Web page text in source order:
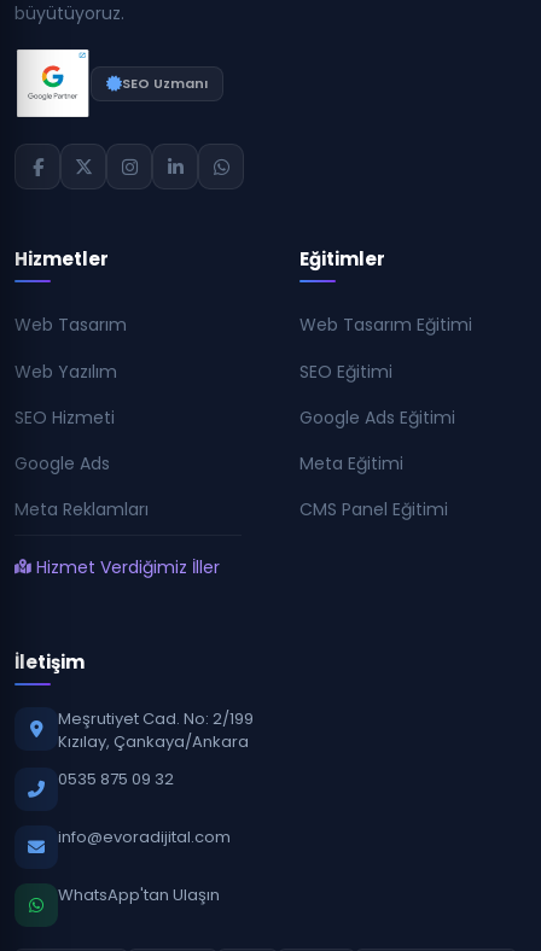
büyütüyoruz.
SEO Uzmanı
Hizmetler
Web Tasarım
Web Yazılım
SEO Hizmeti
Google Ads
Meta Reklamları
Hizmet Verdiğimiz İller
Eğitimler
Web Tasarım Eğitimi
SEO Eğitimi
Google Ads Eğitimi
Meta Eğitimi
CMS Panel Eğitimi
İletişim
Meşrutiyet Cad. No: 2/199
Kızılay, Çankaya/Ankara
0535 875 09 32
info@evoradijital.com
WhatsApp'tan Ulaşın